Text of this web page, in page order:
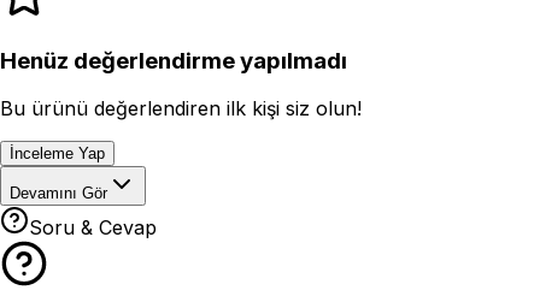
Henüz değerlendirme yapılmadı
Bu ürünü değerlendiren ilk kişi siz olun!
İnceleme Yap
Devamını Gör
Soru & Cevap